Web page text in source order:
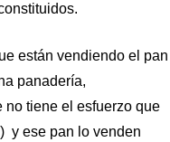
están vendiendo el pan
panadería,
no tiene el esfuerzo que
y ese pan lo venden